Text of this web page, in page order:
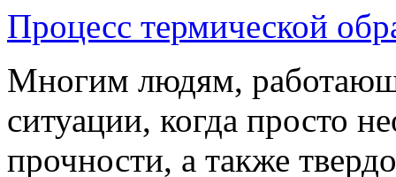
Процесс термической
Многим людям,
ситуации, когда просто
прочности, а также